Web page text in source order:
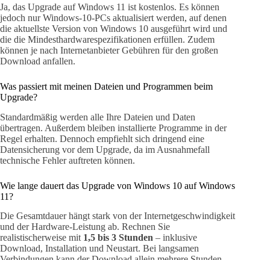
Ja, das Upgrade auf Windows 11 ist kostenlos. Es können
jedoch nur Windows-10-PCs aktualisiert werden, auf denen
die aktuellste Version von Windows 10 ausgeführt wird und
die die Mindesthardwarespezifikationen erfüllen. Zudem
können je nach Internetanbieter Gebühren für den großen
Download anfallen.
Was passiert mit meinen Dateien und Programmen beim
Upgrade?
Standardmäßig werden alle Ihre Dateien und Daten
übertragen. Außerdem bleiben installierte Programme in der
Regel erhalten. Dennoch empfiehlt sich dringend eine
Datensicherung vor dem Upgrade, da im Ausnahmefall
technische Fehler auftreten können.
Wie lange dauert das Upgrade von Windows 10 auf Windows
11?
Die Gesamtdauer hängt stark von der Internetgeschwindigkeit
und der Hardware-Leistung ab. Rechnen Sie
realistischerweise mit 1,5 bis 3 Stunden – inklusive
Download, Installation und Neustart. Bei langsamen